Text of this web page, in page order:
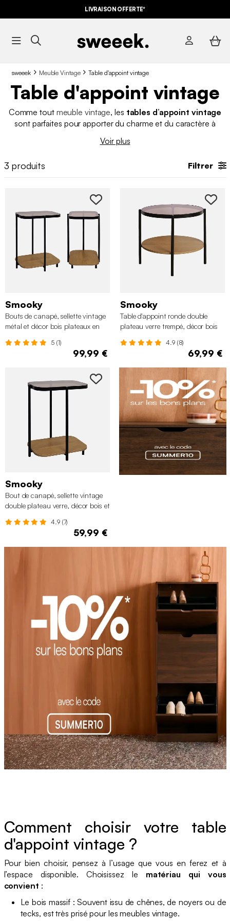
LIVRAISON OFFERTE*
sweeek Meuble Vintage Table d'appoint vintage
Table d'appoint vintage
Comme tout meuble vintage, les tables d’appoint vintage
sont parfaites pour apporter du charme et du caractère à
marie à merveille avec tous les types de
vintage
qui sauront sublimer votre espace.
Voir plus
3 produits Filtrer
Smooky
Bouts de canapé, sellette vintage
métal et décor bois plateaux en
5 (1)
99,99 €
Smooky
Table d'appoint ronde double
plateau verre trempé, décor bois
4.9 (8)
69,99 €
Smooky
Bout de canapé, sellette vintage
double plateau verre, décor bois et
4.9 (7)
59,99 €
Comment choisir votre table
d'appoint vintage ?
Pour bien choisir, pensez à l’usage que vous en ferez et à
l’espace disponible. Choisissez le matériau qui vous
convient :
Le bois massif : Souvent issu de chênes, de noyers ou de
tecks, est très prisé pour les meubles vintage.